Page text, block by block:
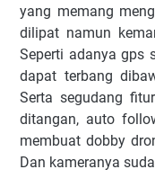
yang memang
dilipat namun
Seperti adanya gps
dapat terbang
Serta segudang
ditangan, auto
membuat dobby
Dan kameranya